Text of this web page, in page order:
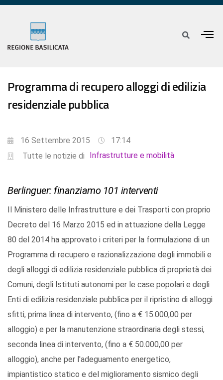
Programma di recupero alloggi di edilizia
residenziale pubblica
16 Settembre 2015
17:14
Tutte le notizie di
Infrastrutture e mobilità
Berlinguer: finanziamo 101 interventi
Il Ministero delle Infrastrutture e dei Trasporti con proprio
Decreto del 16 Marzo 2015 ed in attuazione della Legge
80 del 2014 ha approvato i criteri per la formulazione di un
Programma di recupero e razionalizzazione degli immobili e
degli alloggi di edilizia residenziale pubblica di proprietà dei
Comuni, degli Istituti autonomi per le case popolari e degli
Enti di edilizia residenziale pubblica per il ripristino di alloggi
sfitti, prima linea di intervento, (fino a € 15.000,00 per
alloggio) e per la manutenzione straordinaria degli stessi,
seconda linea di intervento, (fino a € 50.000,00 per
alloggio), anche per l'adeguamento energetico,
impiantistico statico e del miglioramento sismico degli